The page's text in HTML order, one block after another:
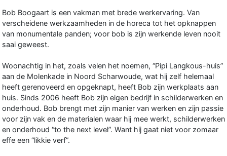
Bob Boogaart is een vakman met brede werkervaring. Van
verscheidene werkzaamheden in de horeca tot het opknappen
van monumentale panden; voor bob is zijn werkende leven nooit
saai geweest.
Woonachtig in het, zoals velen het noemen, “Pipi Langkous-huis”
aan de Molenkade in Noord Scharwoude, wat hij zelf helemaal
heeft gerenoveerd en opgeknapt, heeft Bob zijn werkplaats aan
huis. Sinds 2006 heeft Bob zijn eigen bedrijf in schilderwerken en
onderhoud. Bob brengt met zijn manier van werken en zijn passie
voor zijn vak en de materialen waar hij mee werkt, schilderwerken
en onderhoud “to the next level”. Want hij gaat niet voor zomaar
effe een “likkie verf”.